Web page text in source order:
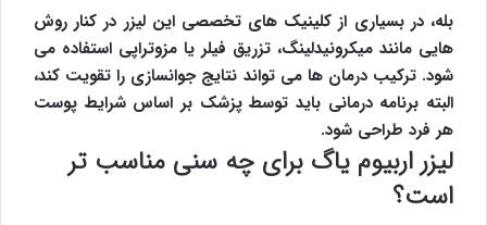
بله، در بسیاری از کلینیک های تخصصی این لیزر در کنار روش
هایی مانند میکرونیدلینگ، تزریق فیلر یا مزوتراپی استفاده می
شود. ترکیب درمان ها می تواند نتایج جوانسازی را تقویت کند،
البته برنامه درمانی باید توسط پزشک بر اساس شرایط پوست
هر فرد طراحی شود.
لیزر اربیوم یاگ برای چه سنی مناسب تر
است؟